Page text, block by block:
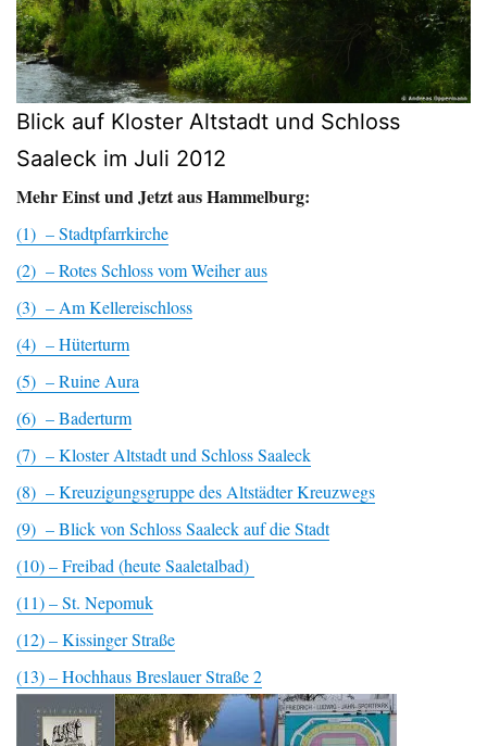
Blick auf Kloster Altstadt und Schloss
Saaleck im Juli 2012
Mehr Einst und Jetzt aus Hammelburg:
(1) – Stadtpfarrkirche
(2) – Rotes Schloss vom Weiher aus
(3) – Am Kellereischloss
(4) – Hüterturm
(5) – Ruine Aura
(6) – Baderturm
(7) – Kloster Altstadt und Schloss Saaleck
(8) – Kreuzigungsgruppe des Altstädter Kreuzwegs
(9) – Blick von Schloss Saaleck auf die Stadt
(10) – Freibad (heute Saaletalbad)
(11) – St. Nepomuk
(12) – Kissinger Straße
(13) – Hochhaus Breslauer Straße 2